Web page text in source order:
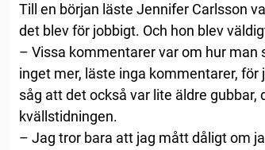
Till en början läste Jennifer Carlsson
det blev för jobbigt. Och hon blev
– Vissa kommentarer var om hur man
inget mer, läste inga kommentarer,
såg att det också var lite äldre gubbar,
kvällstidningen.
– Jag tror bara att jag mått dåligt om